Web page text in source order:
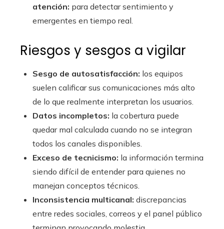
atención: para detectar sentimiento y
emergentes en tiempo real.
Riesgos y sesgos a vigilar
Sesgo de autosatisfacción: los equipos
suelen calificar sus comunicaciones más alto
de lo que realmente interpretan los usuarios.
Datos incompletos: la cobertura puede
quedar mal calculada cuando no se integran
todos los canales disponibles.
Exceso de tecnicismo: la información termina
siendo difícil de entender para quienes no
manejan conceptos técnicos.
Inconsistencia multicanal: discrepancias
entre redes sociales, correos y el panel público